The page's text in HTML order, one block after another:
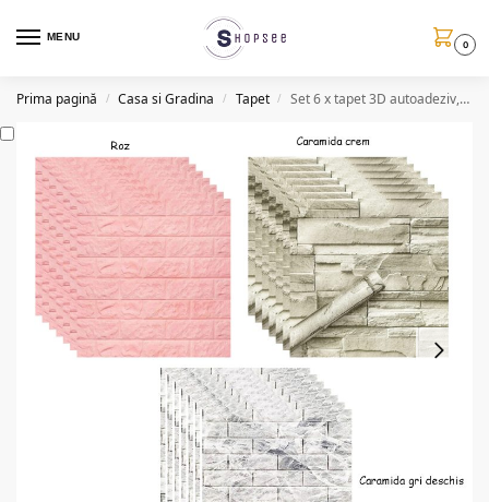
MENU
0
Prima pagină / Casa si Gradina / Tapet / Set 6 x tapet 3D autoadeziv, caramida si piatra in relief